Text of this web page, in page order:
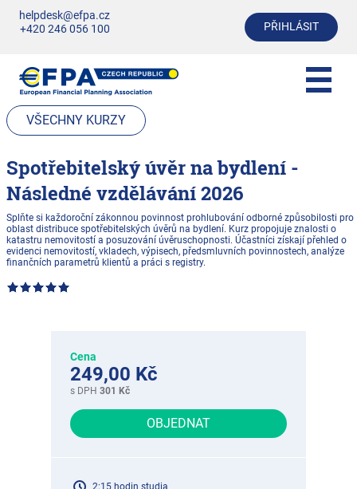
helpdesk@efpa.cz
+420 246 056 100
PŘIHLÁSIT
VŠECHNY KURZY
Spotřebitelský úvěr na bydlení -
Následné vzdělávání 2026
Splňte si každoroční zákonnou povinnost prohlubování odborné způsobilosti pro
oblast distribuce spotřebitelských úvěrů na bydlení. Kurz propojuje znalosti o
katastru nemovitostí a posuzování úvěruschopnosti. Účastníci získají přehled o
evidenci nemovitostí, vkladech, výpisech, předsmluvních povinnostech, analýze
finančních parametrů klientů a práci s registry.
Cena
249,00 Kč
s DPH 301 Kč
OBJEDNAT
2:15 hodin studia